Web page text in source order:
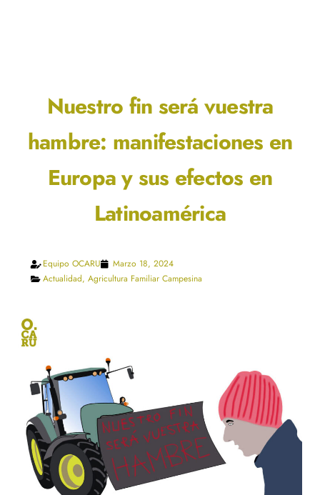
Nuestro fin será vuestra
hambre: manifestaciones en
Europa y sus efectos en
Latinoamérica
Equipo OCARU
Marzo 18, 2024
Actualidad, Agricultura Familiar Campesina